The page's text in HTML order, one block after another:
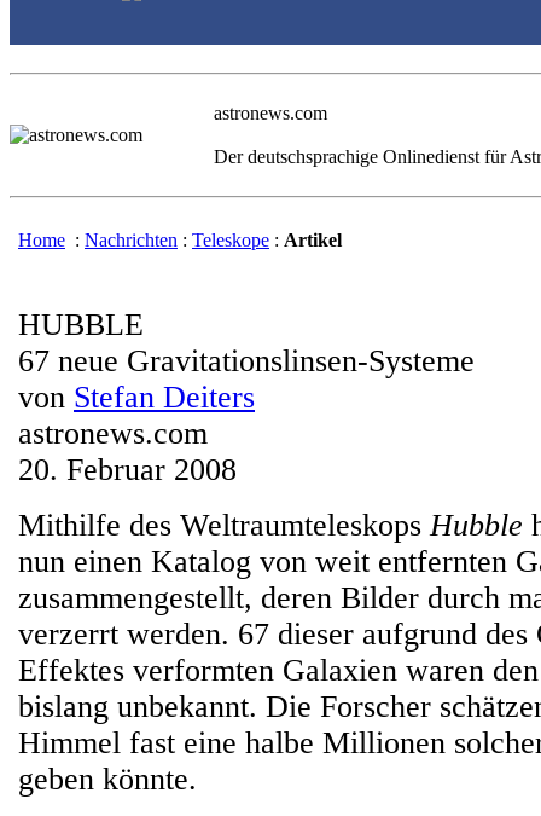
astronews.com
Der deutschsprachige Onlinedienst für
Home : Nachrichten : Teleskope : Artikel
HUBBLE
67 neue Gravitationslinsen-Systeme
von Stefan Deiters
astronews.com
20. Februar 2008
Mithilfe des WeltraumteleskopsHubble
nun einen Katalog von weit entfernten
zusammengestellt, deren Bilder durch
verzerrt werden. 67 dieser aufgrund
Effektes verformten Galaxien waren
bislang unbekannt. Die Forscher
Himmel fast eine halbe Millionen
geben könnte.